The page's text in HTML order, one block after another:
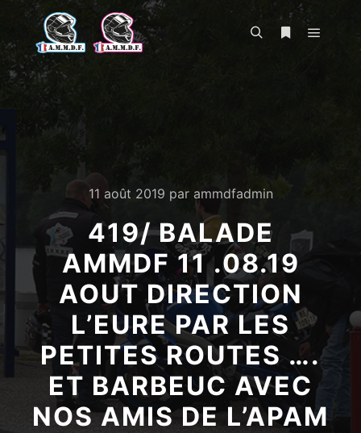
Menu
11 août 2019 par ammdfadmin
419/ BALADE
AMMDF 11 .08.19
AOUT DIRECTION
L’EURE PAR LES
PETITES ROUTES ….
ET BARBEUC AVEC
NOS AMIS DE L’APAM